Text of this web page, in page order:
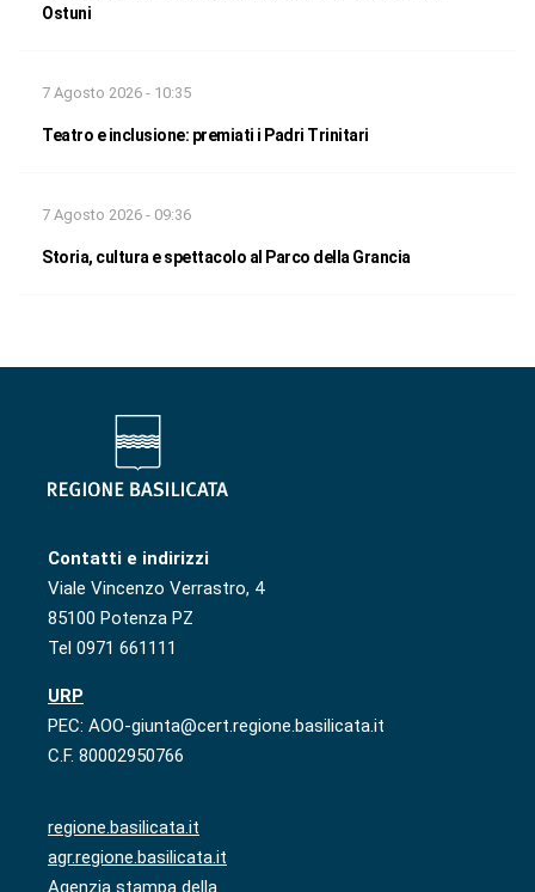
Ostuni
7 Agosto 2026 - 10:35
Teatro e inclusione: premiati i Padri Trinitari
7 Agosto 2026 - 09:36
Storia, cultura e spettacolo al Parco della Grancia
Contatti e indirizzi
Viale Vincenzo Verrastro, 4
85100 Potenza PZ
Tel 0971 661111
URP
PEC: AOO-giunta@cert.regione.basilicata.it
C.F. 80002950766
regione.basilicata.it
agr.regione.basilicata.it
Agenzia stampa della